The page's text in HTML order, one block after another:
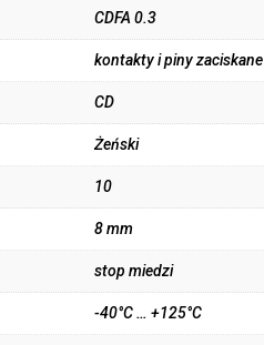
CDFA 0.3
kontakty i piny zaciskane
CD
Żeński
10
8 mm
stop miedzi
-40°C … +125°C